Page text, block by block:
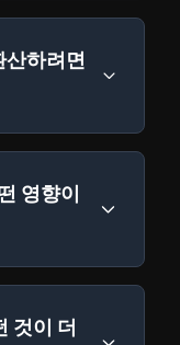
하려면
영향이
것이 더